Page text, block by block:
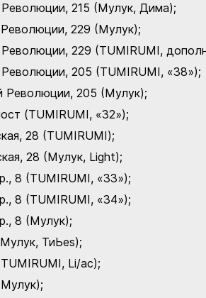
Революции, 215 (Мулук, Дима);
Революции, 229 (Мулук);
Революции, 229 (TUMIRUMI,
Революции, 205 (TUMIRUMI, «38»);
Революции, 205 (Мулук);
(TUMIRUMI, «32»);
28 (TUMIRUMI);
28 (Мулук, Light);
8 (TUMIRUMI, «33»);
8 (TUMIRUMI, «34»);
8 (Мулук);
ТиЬеs);
Li/ac);